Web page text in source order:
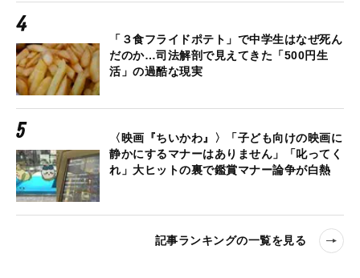
「３食フライドポテト」で中学生はなぜ死ん
だのか…司法解剖で見えてきた「500円生
活」の過酷な現実
〈映画『ちいかわ』〉「子ども向けの映画に
静かにするマナーはありません」「叱ってく
れ」大ヒットの裏で鑑賞マナー論争が白熱
記事ランキングの一覧を見る